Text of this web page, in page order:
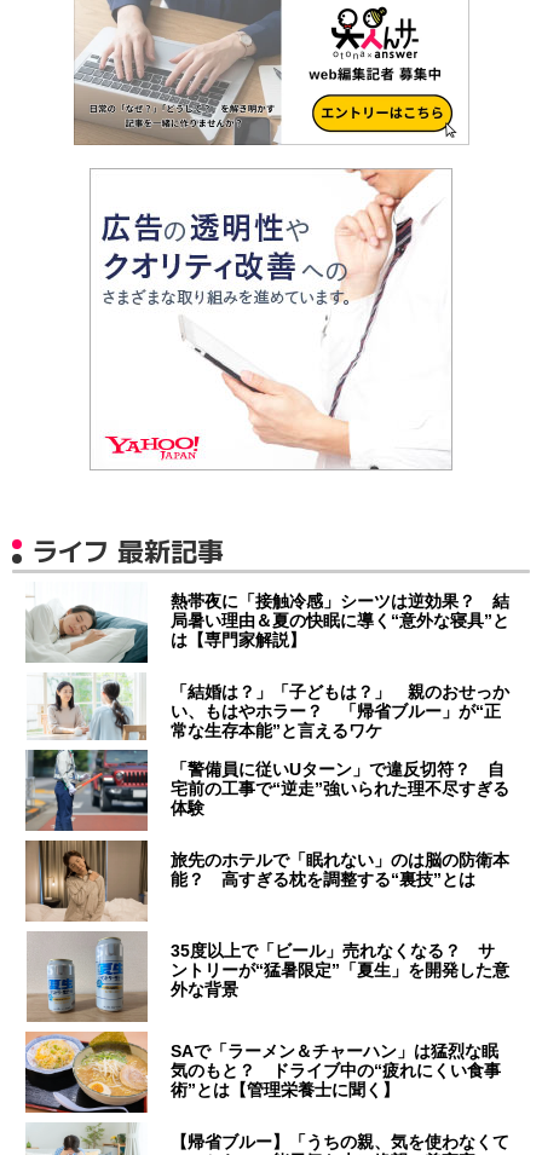
ライフ 最新記事
熱帯夜に「接触冷感」シーツは逆効果？ 結
局暑い理由＆夏の快眠に導く“意外な寝具”と
は【専門家解説】
「結婚は？」「子どもは？」 親のおせっか
い、もはやホラー？ 「帰省ブルー」が“正
常な生存本能”と言えるワケ
「警備員に従いUターン」で違反切符？ 自
宅前の工事で“逆走”強いられた理不尽すぎる
体験
旅先のホテルで「眠れない」のは脳の防衛本
能？ 高すぎる枕を調整する“裏技”とは
35度以上で「ビール」売れなくなる？ サ
ントリーが“猛暑限定”「夏生」を開発した意
外な背景
SAで「ラーメン＆チャーハン」は猛烈な眠
気のもと？ ドライブ中の“疲れにくい食事
術”とは【管理栄養士に聞く】
【帰省ブルー】「うちの親、気を使わなくて